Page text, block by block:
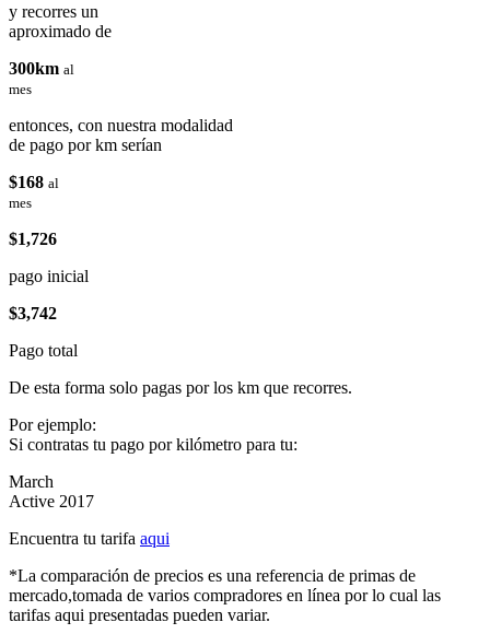
y recorres un
aproximado de
300km al
mes
entonces, con nuestra modalidad
de pago por km serían
$168 al
mes
$1,726
pago inicial
$3,742
Pago total
De esta forma solo pagas por los km que recorres.
Por ejemplo:
Si contratas tu pago por kilómetro para tu:
March
Active 2017
Encuentra tu tarifa aqui
*La comparación de precios es una referencia de primas de
mercado,tomada de varios compradores en línea por lo cual las
tarifas aqui presentadas pueden variar.